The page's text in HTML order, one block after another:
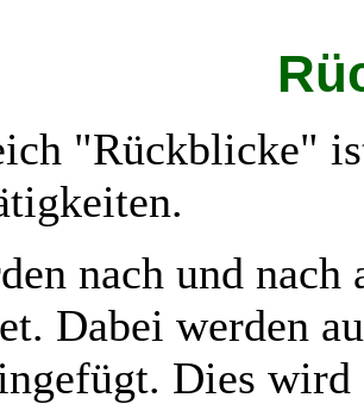
"Rückblicke"
nach und
Dabei werden
Dies